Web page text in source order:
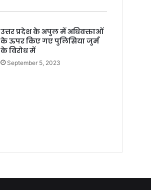
उत्तर प्रदेश के अपुल में अधिवक्ताओं
के ऊपर किए गए पुलिसिया जुर्म
के विरोध में
September 5, 2023